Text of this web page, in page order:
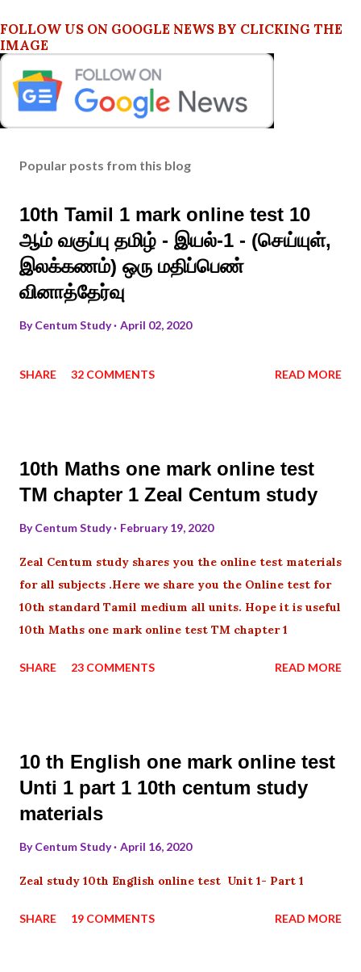
FOLLOW US ON GOOGLE NEWS BY CLICKING THE
IMAGE
Popular posts from this blog
10th Tamil 1 mark online test 10
ஆம் வகுப்பு தமிழ் - இயல்-1 - (செய்யுள்,
இலக்கணம்) ஒரு மதிப்பெண்
வினாத்தேர்வு
ByCentum Study April 02, 2020
SHARE 32 COMMENTS READ MORE
10th Maths one mark online test
TM chapter 1 Zeal Centum study
ByCentum Study February 19, 2020
Zeal Centum study shares you the online test materials
for all subjects .Here we share you the Online test for
10th standard Tamil medium all units. Hope it is useful
10th Maths one mark online test TM chapter 1
SHARE 23 COMMENTS READ MORE
10 th English one mark online test
Unti 1 part 1 10th centum study
materials
ByCentum Study April 16, 2020
Zeal study 10th English online test Unit 1- Part 1
SHARE 19 COMMENTS READ MORE